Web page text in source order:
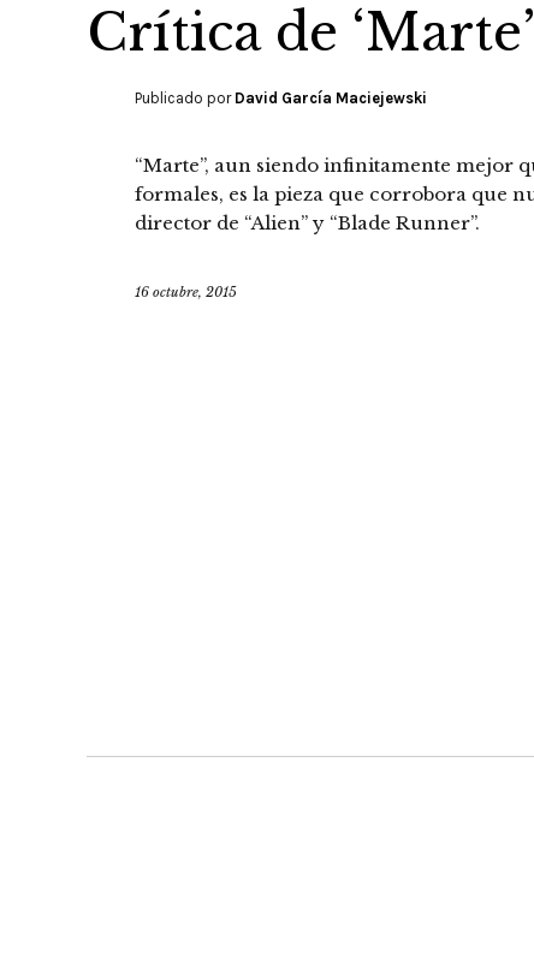
Crítica de
Publicado por David García Maciejewski
“Marte”, aun siendo infinitamente mejor
formales, es la pieza que corrobora que
director de “Alien” y “Blade Runner”.
16 octubre, 2015